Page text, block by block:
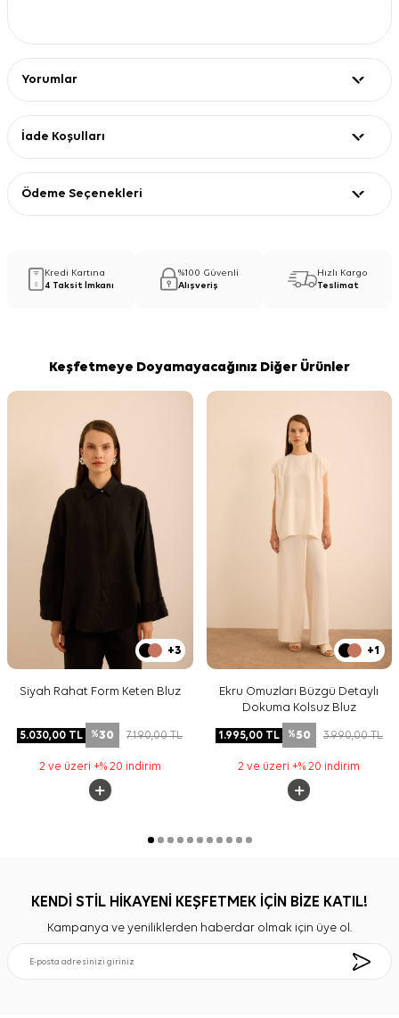
Yorumlar
İade Koşulları
Ödeme Seçenekleri
Kredi Kartına
4 Taksit İmkanı
%100 Güvenli
Alışveriş
Hızlı Kargo
Teslimat
Keşfetmeye Doyamayacağınız Diğer Ürünler
+3
Siyah Rahat Form Keten Bluz
5.030,00 TL %30 7.190,00TL
2 ve üzeri +% 20 indirim
+1
Ekru Omuzları Büzgü Detaylı
Dokuma Kolsuz Bluz
1.995,00TL %50 3.990,00TL
2 ve üzeri +% 20 indirim
KENDİ STİL HİKAYENİ KEŞFETMEK İÇİN BİZE KATIL!
Kampanya ve yeniliklerden haberdar olmak için üye ol.